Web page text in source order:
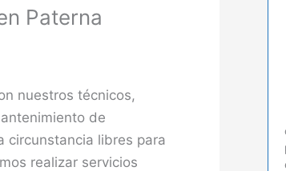
Paterna
nuestros técnicos,
de
circunstancia libres para
realizar servicios